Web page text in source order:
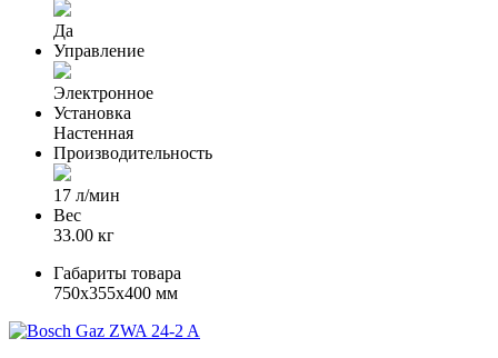
Да
Управление
Электронное
Установка
Настенная
Производительность
17 л/мин
Вес
33.00 кг
Габариты товара
750x355x400 мм